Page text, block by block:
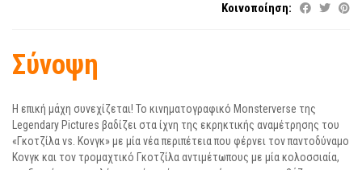
Κοινοποίηση:
Σύνοψη
Η επική μάχη συνεχίζεται! Το κινηματογραφικό Monsterverse της
Legendary Pictures βαδίζει στα ίχνη της εκρηκτικής αναμέτρησης του
«Γκοτζίλα vs. Κονγκ» με μία νέα περιπέτεια που φέρνει τον παντοδύναμο
Κονγκ και τον τρομαχτικό Γκοτζίλα αντιμέτωπους με μία κολοσσιαία,